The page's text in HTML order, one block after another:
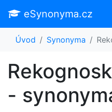
eSynonyma.cz
Úvod Synonyma
-